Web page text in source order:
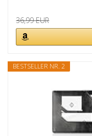
36,99 EUR
BESTSELLER NR. 2